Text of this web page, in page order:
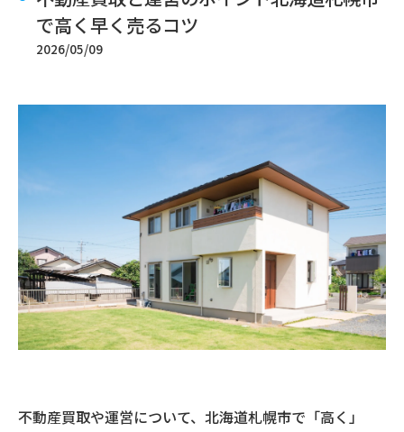
で高く早く売るコツ
2026/05/09
不動産買取や運営について、北海道札幌市で「高く」